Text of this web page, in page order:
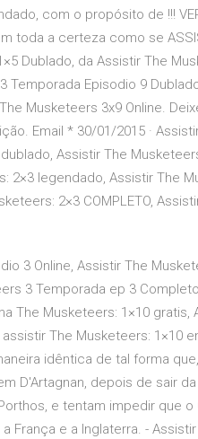
com o propósito de !!!
toda a certeza como se
Dublado, da Assistir The
Temporada Episodio 9
Musketeers 3x9 Online.
Email * 30/01/2015 ·
Assistir The
2×3 legendado, Assistir The
2×3 COMPLETO,
3 Online, Assistir The
3 Temporada ep 3
The Musketeers: 1×10 gratis,
The Musketeers: 1×10
idêntica de tal forma
D'Artagnan, depois de sair
e tentam impedir que o
França e a Inglaterra. -